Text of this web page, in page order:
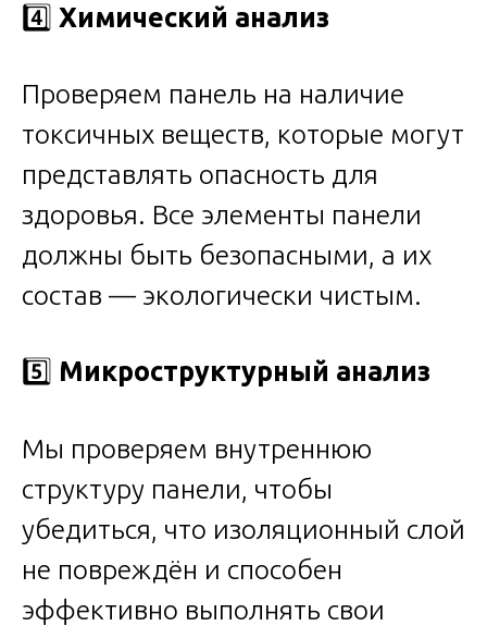
4️⃣ Химический анализ
Проверяем панель на наличие
токсичных веществ, которые могут
представлять опасность для
здоровья. Все элементы панели
должны быть безопасными, а их
состав — экологически чистым.
5️⃣ Микроструктурный анализ
Мы проверяем внутреннюю
структуру панели, чтобы
убедиться, что изоляционный слой
не повреждён и способен
эффективно выполнять свои